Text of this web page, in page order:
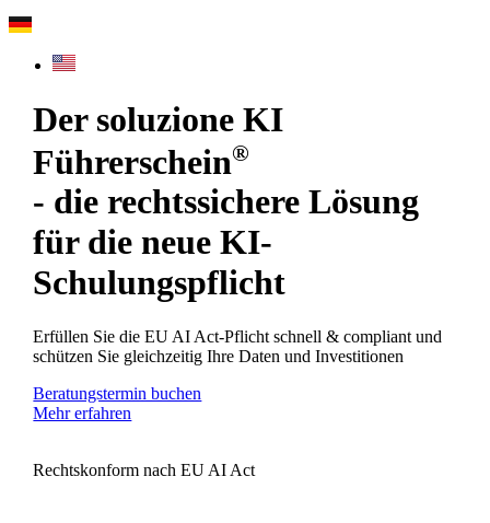
Der soluzione KI
Führerschein®
- die rechtssichere Lösung
für die neue KI-
Schulungspflicht
Erfüllen Sie die EU AI Act-Pflicht schnell & compliant und
schützen Sie gleichzeitig Ihre Daten und Investitionen
Beratungstermin buchen
Mehr erfahren
Rechtskonform nach EU AI Act